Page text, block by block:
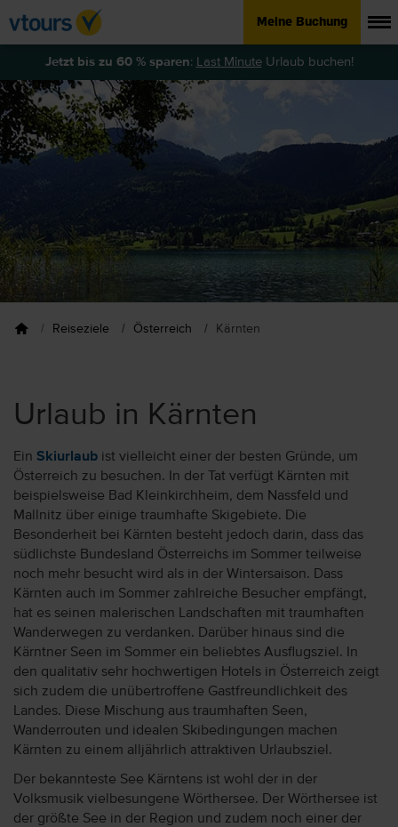
Meine Buchung
Jetzt bis zu 60 % sparen: Last MinuteUrlaub buchen!
Reiseziele Österreich Kärnten
Urlaub in Kärnten
Ein Skiurlaub ist vielleicht einer der besten Gründe, um
Österreich zu besuchen. In der Tat verfügt Kärnten mit
beispielsweise Bad Kleinkirchheim, dem Nassfeld und
Mallnitz über einige traumhafte Skigebiete. Die
Besonderheit bei Kärnten besteht jedoch darin, dass das
südlichste Bundesland Österreichs im Sommer teilweise
noch mehr besucht wird als in der Wintersaison. Dass
Kärnten auch im Sommer zahlreiche Besucher empfängt,
hat es seinen malerischen Landschaften mit traumhaften
Wanderwegen zu verdanken. Darüber hinaus sind die
Kärntner Seen im Sommer ein beliebtes Ausflugsziel. In
den qualitativ sehr hochwertigen Hotels in Österreich zeigt
sich zudem die unübertroffene Gastfreundlichkeit des
Landes. Diese Mischung aus traumhaften Seen,
Wanderrouten und idealen Skibedingungen machen
Kärnten zu einem alljährlich attraktiven Urlaubsziel.
Der bekannteste See Kärntens ist wohl der in der
Volksmusik vielbesungene Wörthersee. Der Wörthersee ist
der größte See in der Region und zudem noch einer der